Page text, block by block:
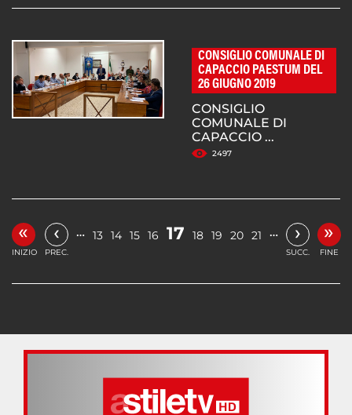
CONSIGLIO COMUNALE DI
CAPACCIO PAESTUM DEL
26 GIUGNO 2019
CONSIGLIO
COMUNALE DI
CAPACCIO ...
2497
«
INIZIO
‹
PREC.
… 13 14 15 16 17 18 19 20 21 … ›
SUCC.
»
FINE